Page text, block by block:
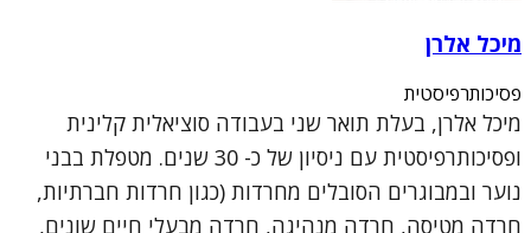
מיכל אלרן
פסיכותרפיסטית
מיכל אלרן, בעלת תואר שני בעבודה סוציאלית קלינית
ופסיכותרפיסטית עם ניסיון של כ- 30 שנים. מטפלת בבני
נוער ובמבוגרים הסובלים מחרדות (כגון חרדות חברתיות,
חרדה מטיסה, חרדה מנהיגה, חרדה מבעלי חיים שונים,